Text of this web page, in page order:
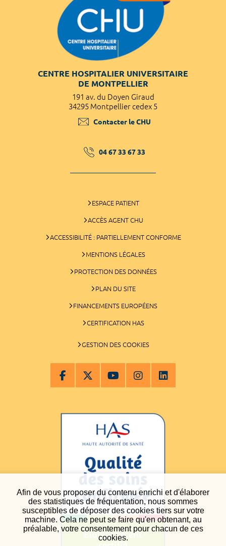
Afin de vous proposer du contenu enrichi et d'élaborer
des statistiques de fréquentation, nous sommes
susceptibles de déposer des cookies tiers sur votre
machine. Cela ne peut se faire qu'en obtenant, au
préalable, votre consentement pour chacun de ces
cookies.
CENTRE HOSPITALIER UNIVERSITAIRE
DE MONTPELLIER
191 av. du Doyen Giraud
34295 Montpellier cedex 5
Contacter le CHU
04 67 33 67 33
ESPACE PATIENT
ACCÈS AGENT CHU
ACCESSIBILITÉ : PARTIELLEMENT CONFORME
MENTIONS LÉGALES
PROTECTION DES DONNÉES
PLAN DU SITE
FINANCEMENTS EUROPÉENS
CERTIFICATION HAS
GESTION DES COOKIES